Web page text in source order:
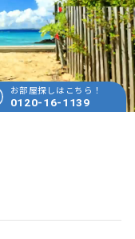
お部屋探しはこちら！
0120-16-1139